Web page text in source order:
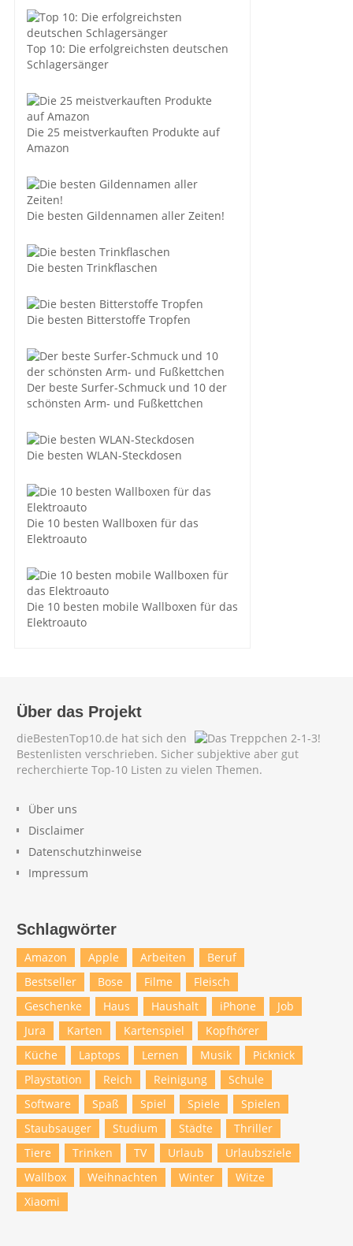
Top 10: Die erfolgreichsten deutschen
Schlagersänger
Die 25 meistverkauften Produkte auf
Amazon
Die besten Gildennamen aller Zeiten!
Die besten Trinkflaschen
Die besten Bitterstoffe Tropfen
Der beste Surfer-Schmuck und 10 der
schönsten Arm- und Fußkettchen
Die besten WLAN-Steckdosen
Die 10 besten Wallboxen für das
Elektroauto
Die 10 besten mobile Wallboxen für das
Elektroauto
Über das Projekt
dieBestenTop10.de hat sich den
Bestenlisten verschrieben. Sicher subjektive aber gut
recherchierte Top-10 Listen zu vielen Themen.
Über uns
Disclaimer
Datenschutzhinweise
Impressum
Schlagwörter
Amazon Apple Arbeiten
Beruf
Bestseller
Bose Filme
Fleisch
Geschenke
Haus Haushalt iPhone
Job
Jura
Karten Kartenspiel
Kopfhörer
Küche
Laptops Lernen Musik
Picknick
Playstation
Reich Reinigung
Schule
Software
Spaß Spiel Spiele
Spielen
Staubsauger
Studium Städte
Thriller
Tiere
Trinken TV Urlaub
Urlaubsziele
Wallbox
Weihnachten Winter
Witze
Xiaomi